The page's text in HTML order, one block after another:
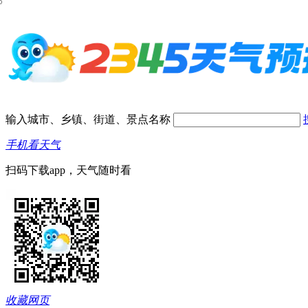
输入城市、乡镇、街道、景点名称
手机看天气
扫码下载app，天气随时看
收藏网页